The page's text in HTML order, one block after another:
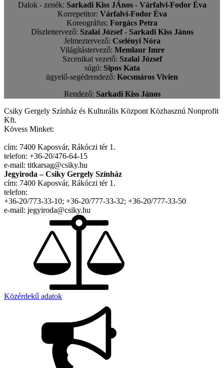
Dalok - zenék: Sarkadi Kiss JÁnos - Várfalvi-Fodor Éva
Korrepetitor: Várfalvi-Fodor Éva
Koreográfus: Forgács Petra
Díszlettervező: Szalai József - Sarkadi Kiss János
Jelmeztervező: Cselényi Nóra
Világítástervező: Memlaur Imre
Szcenikai vezető: Szalai József
súgó: Sipos Kata
ügyelő-segédrendező: Kocsmáros Vivien
Rendező: Sarkadi Kiss János
Csiky Gergely Színház és Kulturális Központ Közhasznú Nonprofit
Kft.
Kövess Minket:
cím: 7400 Kaposvár, Rákóczi tér 1.
telefon: +36-20/476-64-15
e-mail: titkarsag@csiky.hu
Jegyiroda – Csiky Gergely Színház
cím: 7400 Kaposvár, Rákóczi tér 1.
telefon:
+36-20/773-33-10; +36-20/777-33-32; +36-20/777-33-50
e-mail: jegyiroda@csiky.hu
Közérdekű adatok